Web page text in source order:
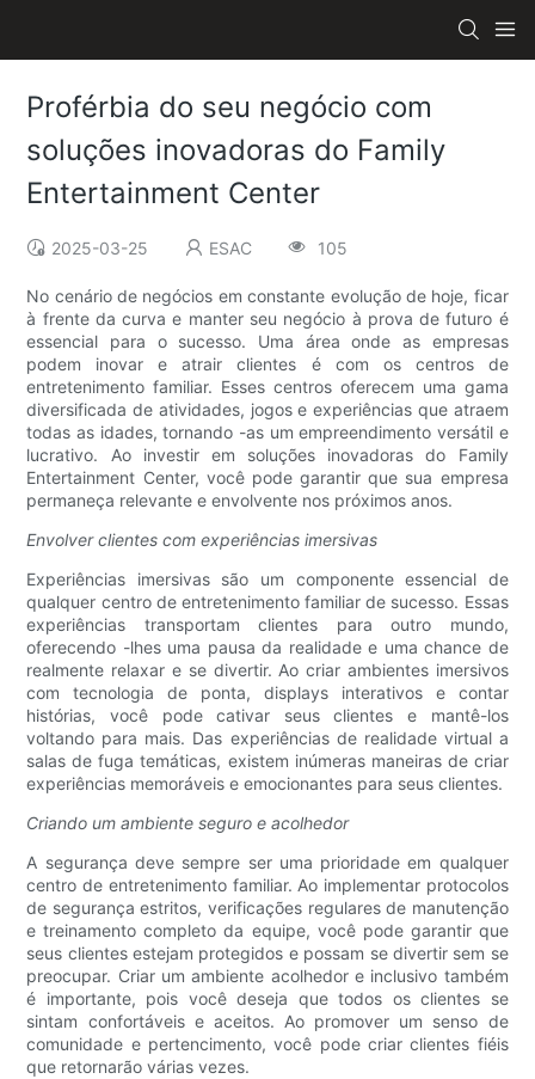
Proférbia do seu negócio com
soluções inovadoras do Family
Entertainment Center
2025-03-25 ESAC 105
No cenário de negócios em constante evolução de hoje, ficar
à frente da curva e manter seu negócio à prova de futuro é
essencial para o sucesso. Uma área onde as empresas
podem inovar e atrair clientes é com os centros de
entretenimento familiar. Esses centros oferecem uma gama
diversificada de atividades, jogos e experiências que atraem
todas as idades, tornando -as um empreendimento versátil e
lucrativo. Ao investir em soluções inovadoras do Family
Entertainment Center, você pode garantir que sua empresa
permaneça relevante e envolvente nos próximos anos.
Envolver clientes com experiências imersivas
Experiências imersivas são um componente essencial de
qualquer centro de entretenimento familiar de sucesso. Essas
experiências transportam clientes para outro mundo,
oferecendo -lhes uma pausa da realidade e uma chance de
realmente relaxar e se divertir. Ao criar ambientes imersivos
com tecnologia de ponta, displays interativos e contar
histórias, você pode cativar seus clientes e mantê-los
voltando para mais. Das experiências de realidade virtual a
salas de fuga temáticas, existem inúmeras maneiras de criar
experiências memoráveis ​​e emocionantes para seus clientes.
Criando um ambiente seguro e acolhedor
A segurança deve sempre ser uma prioridade em qualquer
centro de entretenimento familiar. Ao implementar protocolos
de segurança estritos, verificações regulares de manutenção
e treinamento completo da equipe, você pode garantir que
seus clientes estejam protegidos e possam se divertir sem se
preocupar. Criar um ambiente acolhedor e inclusivo também
é importante, pois você deseja que todos os clientes se
sintam confortáveis ​​e aceitos. Ao promover um senso de
comunidade e pertencimento, você pode criar clientes fiéis
que retornarão várias vezes.